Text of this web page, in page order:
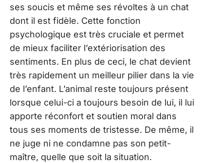
ses soucis et même ses révoltes à un chat
dont il est fidèle. Cette fonction
psychologique est très cruciale et permet
de mieux faciliter l’extériorisation des
sentiments. En plus de ceci, le chat devient
très rapidement un meilleur pilier dans la vie
de l’enfant. L’animal reste toujours présent
lorsque celui-ci a toujours besoin de lui, il lui
apporte réconfort et soutien moral dans
tous ses moments de tristesse. De même, il
ne juge ni ne condamne pas son petit-
maître, quelle que soit la situation.